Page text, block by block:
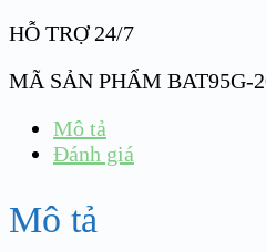
HỖ TRỢ 24/7
MÃ SẢN PHẨM BAT95G-
Mô tả
Đánh giá
Mô tả